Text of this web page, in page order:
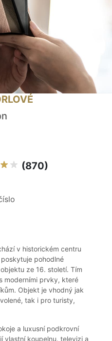
(870)
v historickém centru
pohodlné
ze 16. století. Tím
moderními prvky, které
Objekt je vhodný jak
tak i pro turisty,
a luxusní podkrovní
vlastní koupelnu, televizi a